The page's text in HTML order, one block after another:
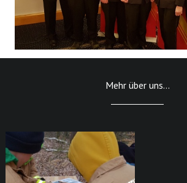
Mehr über uns...